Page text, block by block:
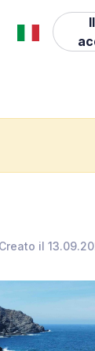
Creato il